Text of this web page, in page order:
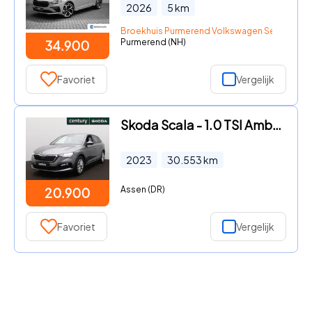
34.900
2026 5km
Broekhuis Purmerend Volkswagen Seat Skoda
Purmerend (NH)
Favoriet Vergelijk
20.900
Skoda Scala - 1.0 TSI Ambition Automaat | ACC | PDC | Carplay | Navi | Led
2023 30.553km
Assen (DR)
Favoriet Vergelijk